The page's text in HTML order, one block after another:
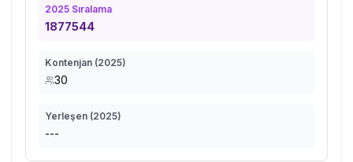
2025 Sıralama
1877544
Kontenjan (2025)
30
Yerleşen (2025)
---